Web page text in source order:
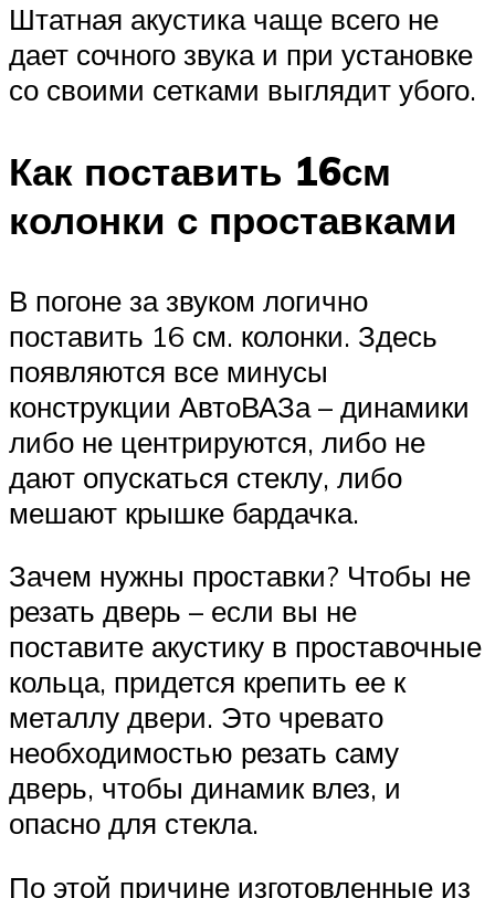
Штатная акустика чаще всего не
дает сочного звука и при установке
со своими сетками выглядит убого.
Как поставить 16см
колонки с проставками
В погоне за звуком логично
поставить 16 см. колонки. Здесь
появляются все минусы
конструкции АвтоВАЗа – динамики
либо не центрируются, либо не
дают опускаться стеклу, либо
мешают крышке бардачка.
Зачем нужны проставки? Чтобы не
резать дверь – если вы не
поставите акустику в проставочные
кольца, придется крепить ее к
металлу двери. Это чревато
необходимостью резать саму
дверь, чтобы динамик влез, и
опасно для стекла.
По этой причине изготовленные из